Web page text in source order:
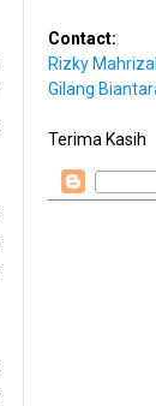
Contact:
Rizky Mahrizal
Gilang
Terima Kasih